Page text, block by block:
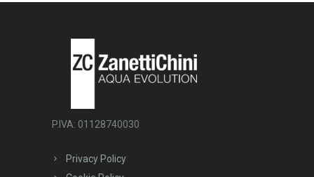
P.IVA: 01128740030
Privacy Policy